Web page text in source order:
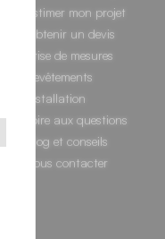
Estimer mon projet
Obtenir un devis
Prise de mesures
Revêtements
Installation
Foire aux questions
Blog et conseils
Nous contacter